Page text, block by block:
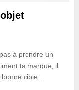
à prendre un
ta marque, il
cible...